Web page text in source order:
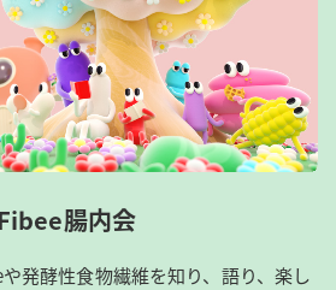
腸内会
発酵性食物繊維を知り、語り、楽し